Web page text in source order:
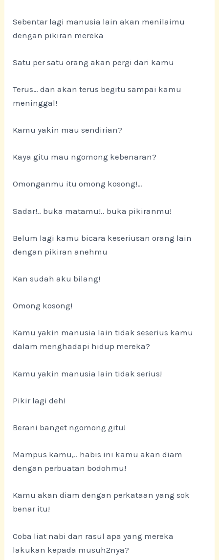
Sebentar lagi manusia lain akan menilaimu
dengan pikiran mereka
Satu per satu orang akan pergi dari kamu
Terus… dan akan terus begitu sampai kamu
meninggal!
Kamu yakin mau sendirian?
Kaya gitu mau ngomong kebenaran?
Omonganmu itu omong kosong!…
Sadar!.. buka matamu!.. buka pikiranmu!
Belum lagi kamu bicara keseriusan orang lain
dengan pikiran anehmu
Kan sudah aku bilang!
Omong kosong!
Kamu yakin manusia lain tidak seserius kamu
dalam menghadapi hidup mereka?
Kamu yakin manusia lain tidak serius!
Pikir lagi deh!
Berani banget ngomong gitu!
Mampus kamu,.. habis ini kamu akan diam
dengan perbuatan bodohmu!
Kamu akan diam dengan perkataan yang sok
benar itu!
Coba liat nabi dan rasul apa yang mereka
lakukan kepada musuh2nya?